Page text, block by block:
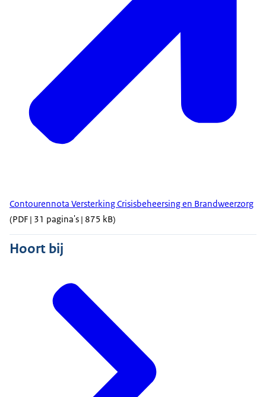
Contourennota Versterking Crisisbeheersing en Brandweerzorg
(PDF | 31 pagina's | 875 kB)
Hoort bij